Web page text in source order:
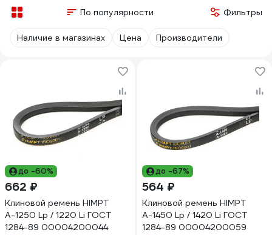
По популярности Фильтры
Наличие в магазинах Цена Производители
до -60%
662 ₽
Клиновой ремень HIMPT
А-1250 Lp / 1220 Li ГОСТ
1284-89 00004200044
до -67%
564 ₽
Клиновой ремень HIMPT
А-1450 Lp / 1420 Li ГОСТ
1284-89 00004200059